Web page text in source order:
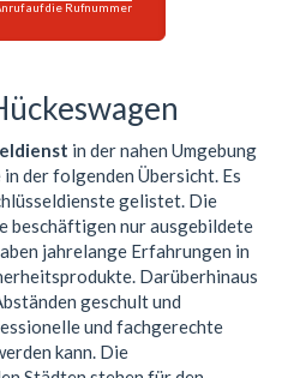
auf die Rufnummer
in der nahen Umgebung
in der folgenden Übersicht. Es
gelistet. Die
beschäftigen nur ausgebildete
jahrelange Erfahrungen in
Darüberhinaus
geschult und
und fachgerechte
kann. Die